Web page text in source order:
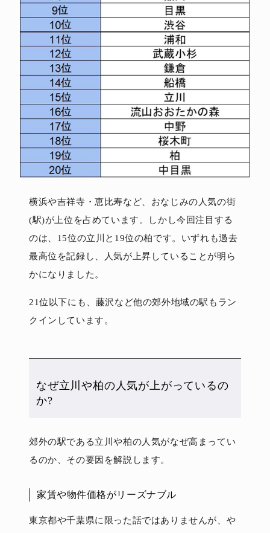
横浜や吉祥寺・恵比寿など、おなじみの人気の街
(駅)が上位を占めています。しかし今回注目する
のは、15位の立川と19位の柏です。いずれも過去
最高位を記録し、人気が上昇していることが明ら
かになりました。
21位以下にも、藤沢など他の郊外地域の駅もラン
クインしています。
なぜ立川や柏の人気が上がっているの
か?
郊外の駅である立川や柏の人気がなぜ高まってい
るのか、その要因を解説します。
家賃や物件価格がリーズナブル
東京都や千葉県に限った話ではありませんが、や